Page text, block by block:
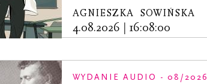
AGNIESZKA SOWIŃSKA
4.08.2026 16:08:00
WYDANIE AUDIO - 08/2026